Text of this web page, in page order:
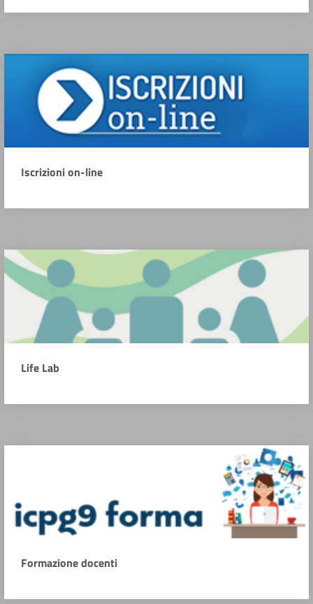
Iscrizioni on-line
Life Lab
Formazione docenti